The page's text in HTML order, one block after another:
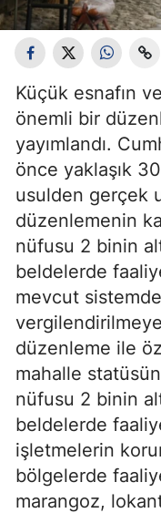
Küçük esnafın
önemli bir
yayımlandı.
önce yaklaşık
usulden gerçek
düzenlemenin
nüfusu 2 binin
beldelerde
mevcut
düzenleme ile
mahalle
nüfusu 2 binin
beldelerde
işletmelerin
bölgelerde
marangoz,